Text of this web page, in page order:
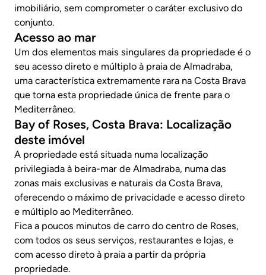
imobiliário, sem comprometer o caráter exclusivo do
conjunto.
Acesso ao mar
Um dos elementos mais singulares da propriedade é o
seu acesso direto e múltiplo à praia de Almadraba,
uma característica extremamente rara na Costa Brava
que torna esta propriedade única de frente para o
Mediterrâneo.
Bay of Roses, Costa Brava: Localização
deste imóvel
A propriedade está situada numa localização
privilegiada à beira-mar de Almadraba, numa das
zonas mais exclusivas e naturais da Costa Brava,
oferecendo o máximo de privacidade e acesso direto
e múltiplo ao Mediterrâneo.
Fica a poucos minutos de carro do centro de Roses,
com todos os seus serviços, restaurantes e lojas, e
com acesso direto à praia a partir da própria
propriedade.